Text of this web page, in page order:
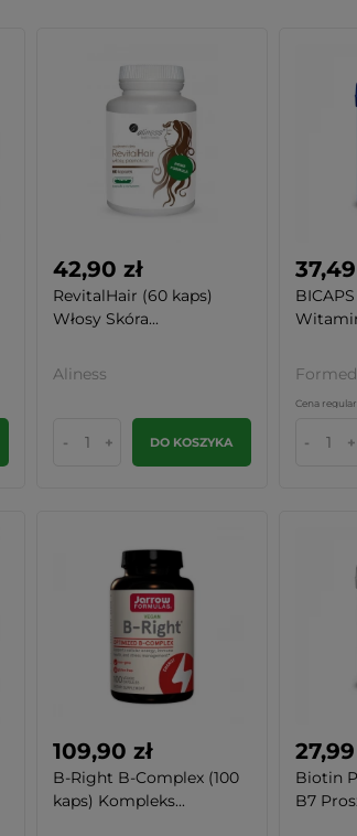
42,90 zł
RevitalHair (60 kaps)
Włosy Skóra...
Aliness
- + DO KOSZYKA
37,49
Cena
- +
109,90 zł
B-Right B-Complex (100
kaps) Kompleks...
27,99
Biotin
B7